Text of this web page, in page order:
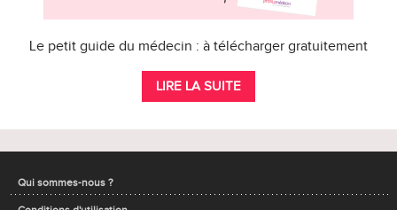
Le petit guide du médecin : à télécharger gratuitement
LIRE LA SUITE
Qui sommes-nous ?